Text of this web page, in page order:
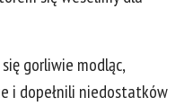
gorliwie modląc,
i dopełnili niedostatków